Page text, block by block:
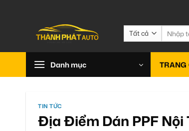
Tìm
kiếm:
Danh mục TRANG
TIN TỨC
Địa Điểm Dán PPF Nội